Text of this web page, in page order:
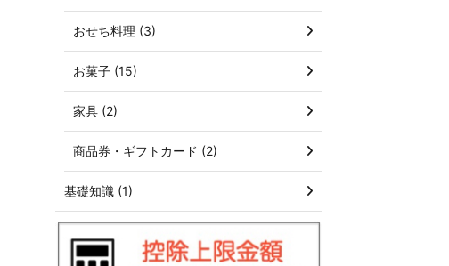
おせち料理 (3)
お菓子 (15)
家具 (2)
商品券・ギフトカード (2)
基礎知識 (1)